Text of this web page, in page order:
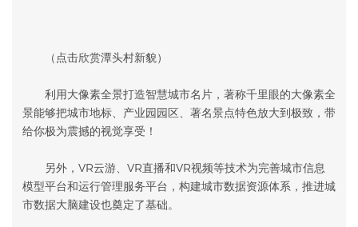
（点击欣赏潭头村新貌）
利用大像素全景打造智慧城市名片，著称千里眼的大像素全
景能够把城市地标、产业园园区、著名景点特色放大到极致，带
给你极为震撼的视觉享受！
另外，VR云游、VR直播和VR视频等技术为完善城市信息
模型平台和运行管理服务平台，构建城市数据资源体系，推进城
市数据大脑建设也奠定了基础。